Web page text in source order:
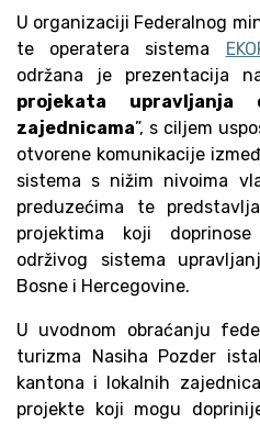
U organizaciji Federalnog
te operatera sistema
održana je prezentacija
projekata upravljanja
zajednicama”, s ciljem
otvorene komunikacije
sistema s nižim nivoima
preduzećima te
projektima koji
održivog sistema
Bosne i Hercegovine.
U uvodnom obraćanju
turizma Nasiha Pozder
kantona i lokalnih
projekte koji mogu